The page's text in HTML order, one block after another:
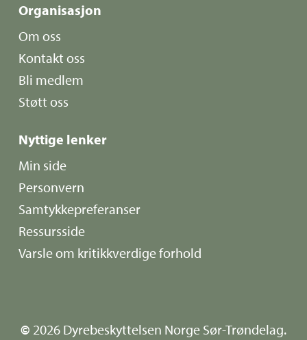
Organisasjon
Om oss
Kontakt oss
Bli medlem
Støtt oss
Nyttige lenker
Min side
Personvern
Samtykkepreferanser
Ressursside
Varsle om kritikkverdige forhold
© 2026Dyrebeskyttelsen Norge Sør-Trøndelag.